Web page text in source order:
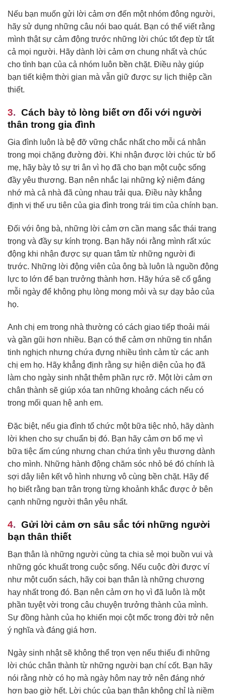
Nếu bạn muốn gửi lời cảm ơn đến một nhóm đông người,
hãy sử dụng những câu nói bao quát. Bạn có thể viết rằng
mình thật sự cảm động trước những lời chúc tốt đẹp từ tất
cả mọi người. Hãy dành lời cảm ơn chung nhất và chúc
cho tình bạn của cả nhóm luôn bền chặt. Điều này giúp
bạn tiết kiệm thời gian mà vẫn giữ được sự lịch thiệp cần
thiết.
Cách bày tỏ lòng biết ơn đối với người
thân trong gia đình
Gia đình luôn là bệ đỡ vững chắc nhất cho mỗi cá nhân
trong mọi chặng đường đời. Khi nhận được lời chúc từ bố
mẹ, hãy bày tỏ sự tri ân vì họ đã cho bạn một cuộc sống
đầy yêu thương. Bạn nên nhắc lại những kỷ niệm đáng
nhớ mà cả nhà đã cùng nhau trải qua. Điều này khẳng
định vị thế ưu tiên của gia đình trong trái tim của chính bạn.
Đối với ông bà, những lời cảm ơn cần mang sắc thái trang
trọng và đầy sự kính trọng. Bạn hãy nói rằng mình rất xúc
động khi nhận được sự quan tâm từ những người đi
trước. Những lời động viên của ông bà luôn là nguồn động
lực to lớn để bạn trưởng thành hơn. Hãy hứa sẽ cố gắng
mỗi ngày để không phụ lòng mong mỏi và sự dạy bảo của
họ.
Anh chị em trong nhà thường có cách giao tiếp thoải mái
và gần gũi hơn nhiều. Bạn có thể cảm ơn những tin nhắn
tinh nghịch nhưng chứa đựng nhiều tình cảm từ các anh
chị em họ. Hãy khẳng định rằng sự hiện diện của họ đã
làm cho ngày sinh nhật thêm phần rực rỡ. Một lời cảm ơn
chân thành sẽ giúp xóa tan những khoảng cách nếu có
trong mối quan hệ anh em.
Đặc biệt, nếu gia đình tổ chức một bữa tiệc nhỏ, hãy dành
lời khen cho sự chuẩn bị đó. Bạn hãy cảm ơn bố mẹ vì
bữa tiệc ấm cúng nhưng chan chứa tình yêu thương dành
cho mình. Những hành động chăm sóc nhỏ bé đó chính là
sợi dây liên kết vô hình nhưng vô cùng bền chặt. Hãy để
họ biết rằng bạn trân trọng từng khoảnh khắc được ở bên
cạnh những người thân yêu nhất.
Gửi lời cảm ơn sâu sắc tới những người
bạn thân thiết
Bạn thân là những người cùng ta chia sẻ mọi buồn vui và
những góc khuất trong cuộc sống. Nếu cuộc đời được ví
như một cuốn sách, hãy coi bạn thân là những chương
hay nhất trong đó. Bạn nên cảm ơn họ vì đã luôn là một
phần tuyệt vời trong câu chuyện trưởng thành của mình.
Sự đồng hành của họ khiến mọi cột mốc trong đời trở nên
ý nghĩa và đáng giá hơn.
Ngày sinh nhật sẽ không thể trọn vẹn nếu thiếu đi những
lời chúc chân thành từ những người bạn chí cốt. Bạn hãy
nói rằng nhờ có họ mà ngày hôm nay trở nên đáng nhớ
hơn bao giờ hết. Lời chúc của bạn thân không chỉ là niềm